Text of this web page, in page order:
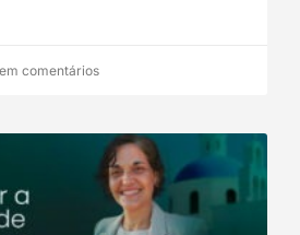
comentários